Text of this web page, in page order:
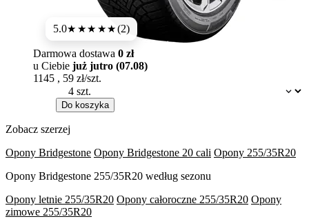
5.0★★★★★(2)
Dostępność:
Darmowa dostawa 0 zł
u Ciebie już jutro (07.08)
1145 , 59 zł/szt.
Do koszyka
Zobacz szerzej
Opony Bridgestone Opony Bridgestone 20 cali Opony 255/35R20
Opony Bridgestone 255/35R20 według sezonu
Opony letnie 255/35R20 Opony całoroczne 255/35R20 Opony
zimowe 255/35R20